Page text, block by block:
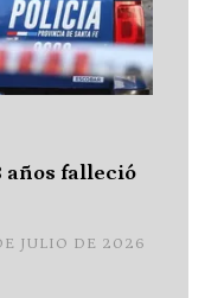
años falleció
JULIO DE 2026